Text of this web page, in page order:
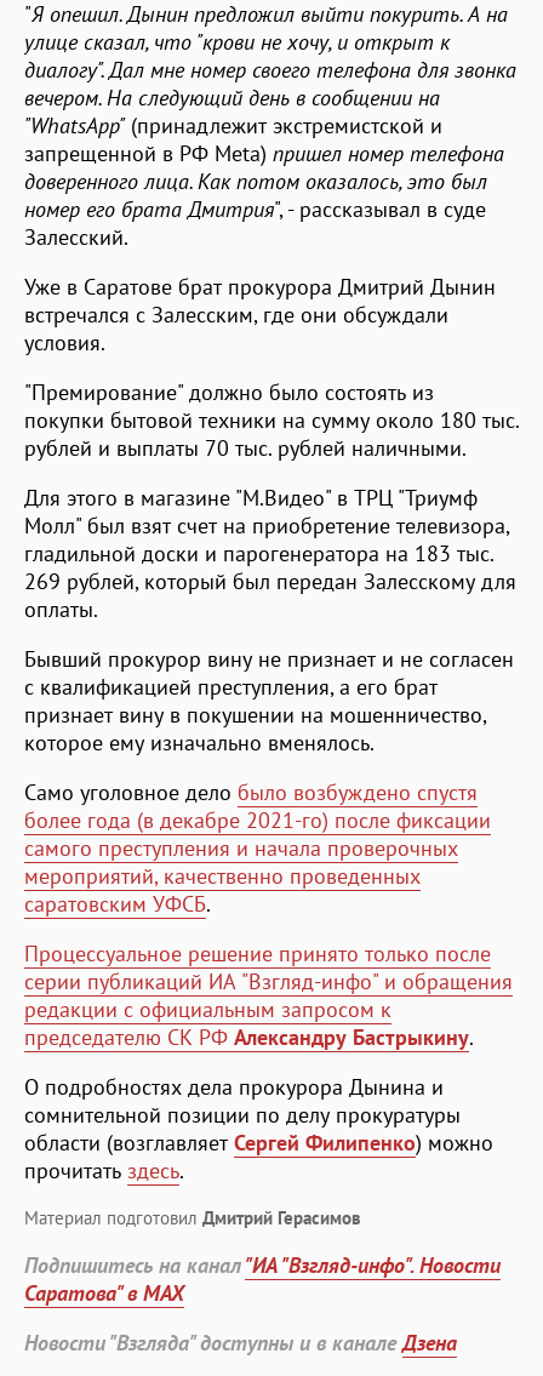
"Я опешил. Дынин предложил выйти покурить. А на
улице сказал, что "крови не хочу, и открыт к
диалогу". Дал мне номер своего телефона для звонка
вечером. На следующий день в сообщении на
"WhatsApp"(принадлежит экстремистской и
запрещенной в РФ Meta) пришел номер телефона
доверенного лица. Как потом оказалось, это был
номер его брата Дмитрия", - рассказывал в суде
Залесский.
Уже в Саратове брат прокурора Дмитрий Дынин
встречался с Залесским, где они обсуждали
условия.
"Премирование" должно было состоять из
покупки бытовой техники на сумму около 180 тыс.
рублей и выплаты 70 тыс. рублей наличными.
Для этого в магазине "М.Видео" в ТРЦ "Триумф
Молл" был взят счет на приобретение телевизора,
гладильной доски и парогенератора на 183 тыс.
269 рублей, который был передан Залесскому для
оплаты.
Бывший прокурор вину не признает и не согласен
с квалификацией преступления, а его брат
признает вину в покушении на мошенничество,
которое ему изначально вменялось.
Само уголовное дело было возбуждено спустя
более года (в декабре 2021-го) после фиксации
самого преступления и начала проверочных
мероприятий, качественно проведенных
саратовским УФСБ.
Процессуальное решение принято только после
серии публикаций ИА "Взгляд-инфо" и обращения
редакции с официальным запросом к
председателю СК РФ Александру Бастрыкину.
О подробностях дела прокурора Дынина и
сомнительной позиции по делу прокуратуры
области (возглавляетСергей Филипенко) можно
прочитать здесь.
Материал подготовил Дмитрий Герасимов
Подпишитесь на канал"ИА "Взгляд-инфо". Новости
Саратова" в MAX
Новости "Взгляда" доступны и в каналеДзена